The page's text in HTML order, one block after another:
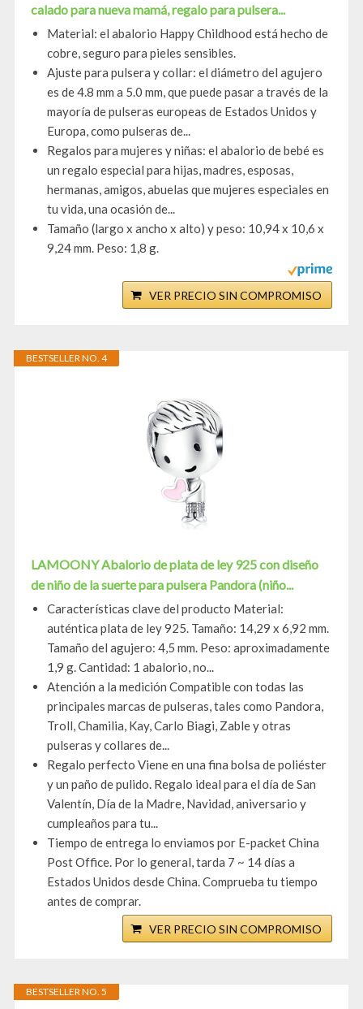
calado para nueva mamá, regalo para pulsera...
Material: el abalorio Happy Childhood está hecho de
cobre, seguro para pieles sensibles.
Ajuste para pulsera y collar: el diámetro del agujero
es de 4.8 mm a 5.0 mm, que puede pasar a través de la
mayoría de pulseras europeas de Estados Unidos y
Europa, como pulseras de...
Regalos para mujeres y niñas: el abalorio de bebé es
un regalo especial para hijas, madres, esposas,
hermanas, amigos, abuelas que mujeres especiales en
tu vida, una ocasión de...
Tamaño (largo x ancho x alto) y peso: 10,94 x 10,6 x
9,24 mm. Peso: 1,8 g.
VER PRECIO SIN COMPROMISO
BESTSELLER NO. 4
LAMOONY Abalorio de plata de ley 925 con diseño
de niño de la suerte para pulsera Pandora (niño...
Características clave del producto Material:
auténtica plata de ley 925. Tamaño: 14,29 x 6,92 mm.
Tamaño del agujero: 4,5 mm. Peso: aproximadamente
1,9 g. Cantidad: 1 abalorio, no...
Atención a la medición Compatible con todas las
principales marcas de pulseras, tales como Pandora,
Troll, Chamilia, Kay, Carlo Biagi, Zable y otras
pulseras y collares de...
Regalo perfecto Viene en una fina bolsa de poliéster
y un paño de pulido. Regalo ideal para el día de San
Valentín, Día de la Madre, Navidad, aniversario y
cumpleaños para tu...
Tiempo de entrega lo enviamos por E-packet China
Post Office. Por lo general, tarda 7 ~ 14 días a
Estados Unidos desde China. Comprueba tu tiempo
antes de comprar.
VER PRECIO SIN COMPROMISO
BESTSELLER NO. 5